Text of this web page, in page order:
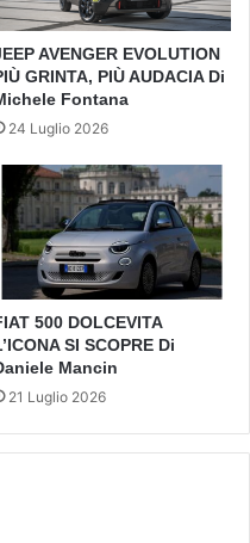
AVENGER EVOLUTION
GRINTA, PIÙ AUDACIA Di
Fontana
24 Luglio 2026
500 DOLCEVITA
SI SCOPRE Di
Mancin
21 Luglio 2026